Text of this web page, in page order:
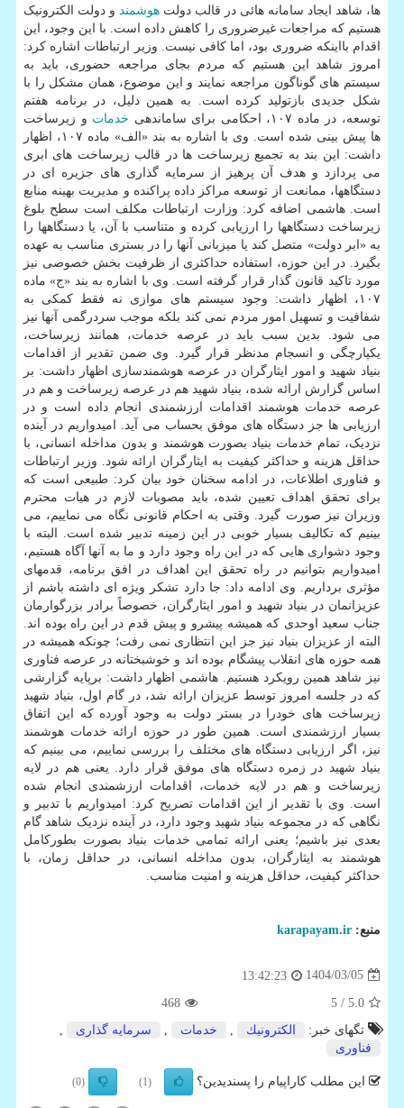
ها، شاهد ایجاد سامانه هائی در قالب دولت هوشمند و دولت الکترونیک
هستیم که مراجعات غیرضروری را کاهش داده است. با این وجود، این
اقدام بااینکه ضروری بود، اما کافی نیست. وزیر ارتباطات اشاره کرد:
امروز شاهد این هستیم که مردم بجای مراجعه حضوری، باید به
سیستم های گوناگون مراجعه نمایند و این موضوع، همان مشکل را با
شکل جدیدی بازتولید کرده است. به همین دلیل، در برنامه هفتم
توسعه، در ماده ۱۰۷، احکامی برای ساماندهی
خدمات و زیرساخت
ها پیش بینی شده است. وی با اشاره به بند «الف» ماده ۱۰۷، اظهار
داشت: این بند به تجمیع زیرساخت ها در قالب زیرساخت های ابری
می پردازد و هدف آن پرهیز از سرمایه گذاری های جزیره ای در
دستگاهها، ممانعت از توسعه مراکز داده پراکنده و مدیریت بهینه منابع
است. هاشمی اضافه کرد: وزارت ارتباطات مکلف است سطح بلوغ
زیرساخت دستگاهها را ارزیابی کرده و متناسب با آن، یا دستگاهها را
به «ابر دولت» متصل کند یا میزبانی آنها را در بستری مناسب به عهده
بگیرد. در این حوزه، استفاده حداکثری از ظرفیت بخش خصوصی نیز
مورد تاکید قانون گذار قرار گرفته است. وی با اشاره به بند «ج» ماده
۱۰۷، اظهار داشت: وجود سیستم های موازی نه فقط کمکی به
شفافیت و تسهیل امور مردم نمی کند بلکه موجب سردرگمی آنها نیز
می شود. بدین سبب باید در عرصه خدمات، همانند زیرساخت،
یکپارچگی و انسجام مدنظر قرار گیرد. وی ضمن تقدیر از اقدامات
بنیاد شهید و امور ایثارگران در عرصه هوشمندسازی اظهار داشت: بر
اساس گزارش ارائه شده، بنیاد شهید هم در عرصه زیرساخت و هم در
عرصه خدمات هوشمند اقدامات ارزشمندی انجام داده است و در
ارزیابی ها جز دستگاه های موفق بحساب می آید. امیدواریم در آینده
نزدیک، تمام خدمات بنیاد بصورت هوشمند و بدون مداخله انسانی، با
حداقل هزینه و حداکثر کیفیت به ایثارگران ارائه شود. وزیر ارتباطات
و فناوری اطلاعات، در ادامه سخنان خود بیان کرد: طبیعی است که
برای تحقق اهداف تعیین شده، باید مصوبات لازم در هیات محترم
وزیران نیز صورت گیرد. وقتی به احکام قانونی نگاه می نماییم، می
بینیم که تکالیف بسیار خوبی در این زمینه تدبیر شده است. البته با
وجود دشواری هایی که در این راه وجود دارد و ما به آنها آگاه هستیم،
امیدواریم بتوانیم در راه تحقق این اهداف در افق برنامه، قدمهای
مؤثری برداریم. وی ادامه داد: جا دارد تشکر ویژه ای داشته باشم از
عزیزانمان در بنیاد شهید و امور ایثارگران، خصوصاً برادر بزرگوارمان
جناب سعید اوحدی که همیشه پیشرو و پیش قدم در این راه بوده اند.
البته از عزیزان بنیاد نیز جز این انتظاری نمی رفت؛ چونکه همیشه در
همه حوزه های انقلاب پیشگام بوده اند و خوشبختانه در عرصه فناوری
نیز شاهد همین رویکرد هستیم. هاشمی اظهار داشت: برپایه گزارشی
که در جلسه امروز توسط عزیزان ارائه شد، در گام اول، بنیاد شهید
زیرساخت های خودرا در بستر دولت به وجود آورده که این اتفاق
بسیار ارزشمندی است. همین طور در حوزه ارائه خدمات هوشمند
نیز، اگر ارزیابی دستگاه های مختلف را بررسی نماییم، می بینیم که
بنیاد شهید در زمره دستگاه های موفق قرار دارد. یعنی هم در لایه
زیرساخت و هم در لایه خدمات، اقدامات ارزشمندی انجام شده
است. وی با تقدیر از این اقدامات تصریح کرد: امیدواریم با تدبیر و
نگاهی که در مجموعه بنیاد شهید وجود دارد، در آینده نزدیک شاهد گام
بعدی نیز باشیم؛ یعنی ارائه تمامی خدمات بنیاد بصورت بطورکامل
هوشمند به ایثارگران، بدون مداخله انسانی، در حداقل زمان، با
حداکثر کیفیت، حداقل هزینه و امنیت مناسب.
منبع: karapayam.ir
1404/03/05
13:42:23
5.0
/ 5
468
تگهای خبر:
الكترونیك خدمات سرمایه گذاری
فناوری
این مطلب کاراپیام را پسندیدین؟ (1)
(0)